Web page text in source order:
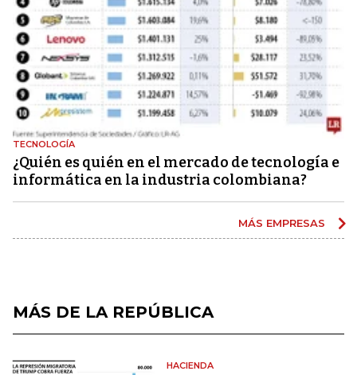
TECNOLOGÍA
¿Quién es quién en el mercado de tecnología e
informática en la industria colombiana?
MÁS EMPRESAS
MÁS DE LA REPÚBLICA
HACIENDA